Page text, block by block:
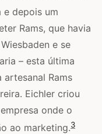
e depois um
Rams, que havia
e se
– esta última
Rams
Eichler criou
onde o
ao marketing.3